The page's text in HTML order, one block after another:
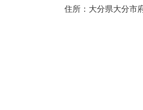
住所：大分県大分市